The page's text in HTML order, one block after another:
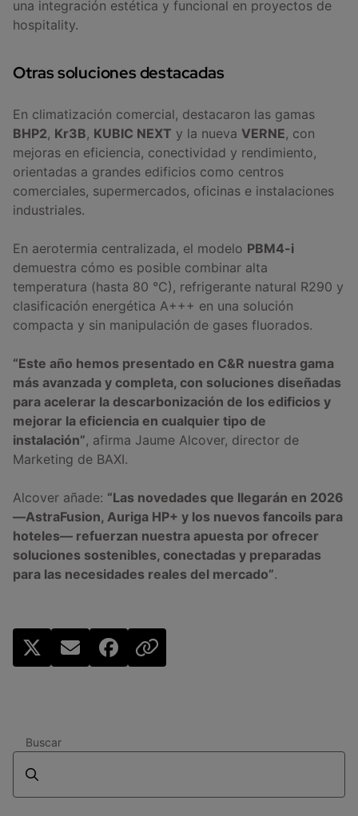
una integración estética y funcional en proyectos de
hospitality.
Otras soluciones destacadas
En climatización comercial, destacaron las gamas
BHP2, Kr3B, KUBIC NEXT y la nueva VERNE, con
mejoras en eficiencia, conectividad y rendimiento,
orientadas a grandes edificios como centros
comerciales, supermercados, oficinas e instalaciones
industriales.
En aerotermia centralizada, el modelo PBM4-i
demuestra cómo es posible combinar alta
temperatura (hasta 80 °C), refrigerante natural R290 y
clasificación energética A+++ en una solución
compacta y sin manipulación de gases fluorados.
“Este año hemos presentado en C&R nuestra gama
más avanzada y completa, con soluciones diseñadas
para acelerar la descarbonización de los edificios y
mejorar la eficiencia en cualquier tipo de
instalación”, afirma Jaume Alcover, director de
Marketing de BAXI.
Alcover añade: “Las novedades que llegarán en 2026
—AstraFusion, Auriga HP+ y los nuevos fancoils para
hoteles— refuerzan nuestra apuesta por ofrecer
soluciones sostenibles, conectadas y preparadas
para las necesidades reales del mercado”.
Buscar